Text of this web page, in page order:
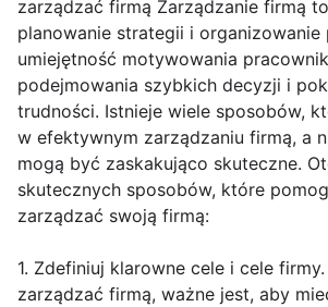
zarządzać firmą Zarządzanie firmą
planowanie strategii i
umiejętność motywowania
podejmowania szybkich decyzji i
trudności. Istnieje wiele sposobów,
w efektywnym zarządzaniu firmą, a
mogą być zaskakująco skuteczne.
skutecznych sposobów, które
zarządzać swoją firmą:
1. Zdefiniuj klarowne cele i cele
zarządzać firmą, ważne jest, aby